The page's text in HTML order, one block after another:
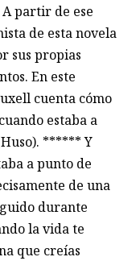
partir de ese
de esta novela
sus propias
En este
cuenta cómo
estaba a
****** Y
a punto de
de una
durante
la vida te
que creías